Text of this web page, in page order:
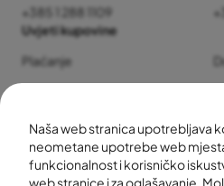
Naša web stranica upotrebljava
neometane upotrebe web
funkcionalnost i korisničko
web stranice i za oglašavanje.
+385 1 288 1109
Uvjeti kupovine
Plaćanje